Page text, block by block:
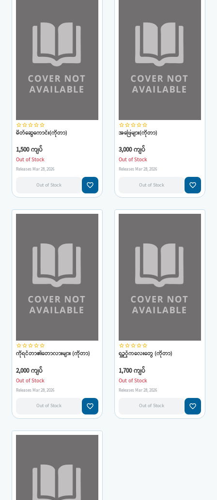
star_borderstar_borderstar_borderstar_borderstar_border
မိတ်ဆွေကောင်း(ကိုတာ)
1,500 ကျပ်
Out of Stock
Releases Mar 28, 2026
Out of Stock favorite_border
star_borderstar_borderstar_borderstar_borderstar_border
အဖြေများ(ကိုတာ)
3,000 ကျပ်
Out of Stock
Releases Mar 28, 2026
Out of Stock favorite_border
star_borderstar_borderstar_borderstar_borderstar_border
ကိုရင်တာ၏တောလားများ (ကိုတာ)
2,000 ကျပ်
Out of Stock
Releases Mar 28, 2026
Out of Stock favorite_border
star_borderstar_borderstar_borderstar_borderstar_border
ရှဉ့့်ကလေးတွေ (ကိုတာ)
1,700 ကျပ်
Out of Stock
Releases Mar 28, 2026
Out of Stock favorite_border